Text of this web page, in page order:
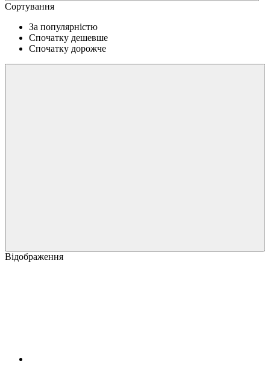
Сортування
За популярністю
Спочатку дешевше
Спочатку дорожче
Відображення